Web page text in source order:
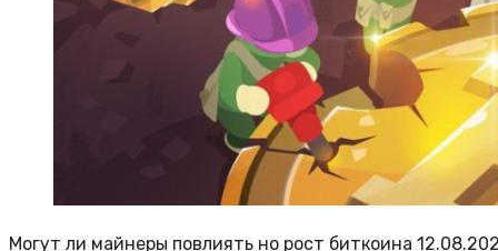
Могут ли майнеры повлиять но рост биткоина